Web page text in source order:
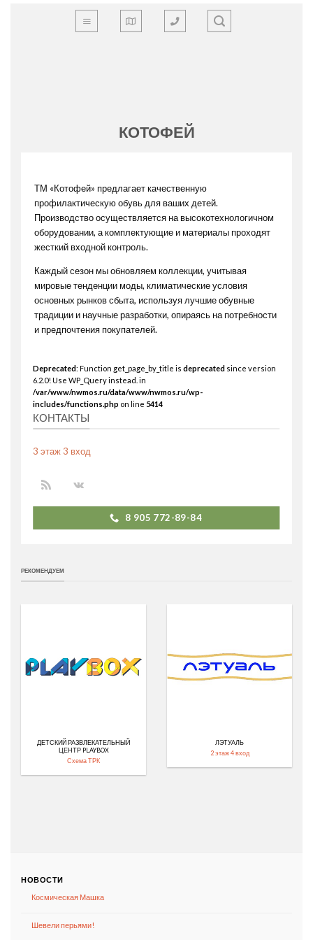
КОТОФЕЙ
ТМ «Котофей» предлагает качественную
профилактическую обувь для ваших детей.
Производство осуществляется на высокотехнологичном
оборудовании, а комплектующие и материалы проходят
жесткий входной контроль.
Каждый сезон мы обновляем коллекции, учитывая
мировые тенденции моды, климатические условия
основных рынков сбыта, используя лучшие обувные
традиции и научные разработки, опираясь на потребности
и предпочтения покупателей.
Deprecated: Function get_page_by_title isdeprecated since version
6.2.0! Use WP_Query instead. in
/var/www/nwmos.ru/data/www/nwmos.ru/wp-
includes/functions.php on line 5414
КОНТАКТЫ
3 этаж 3 вход
8 905 772-89-84
РЕКОМЕНДУЕМ
ДЕТСКИЙ РАЗВЛЕКАТЕЛЬНЫЙ
ЦЕНТР PLAYBOX
Схема ТРК
ЛЭТУАЛЬ
2 этаж 4 вход
НОВОСТИ
Космическая Машка
Шевели перьями!